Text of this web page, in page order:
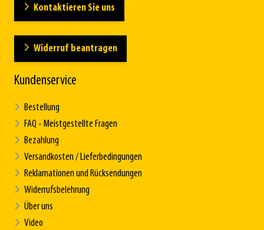
Kontaktieren Sie uns
Widerruf beantragen
Kundenservice
Bestellung
FAQ - Meistgestellte Fragen
Bezahlung
Versandkosten / Lieferbedingungen
Reklamationen und Rücksendungen
Widerrufsbelehrung
Über uns
Video